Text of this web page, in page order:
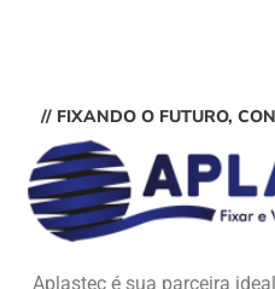
// FIXANDO O FUTURO,
Aplastec é sua parceira